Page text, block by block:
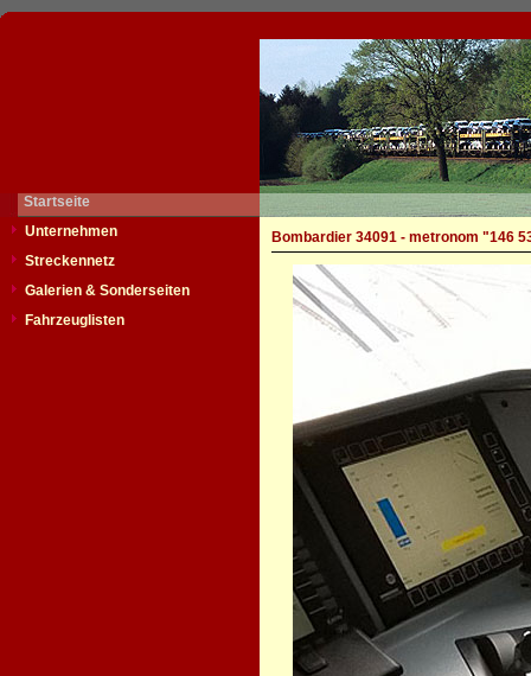
Startseite
Unternehmen
Streckennetz
Galerien & Sonderseiten
Fahrzeuglisten
Bombardier 34091 - metronom "146